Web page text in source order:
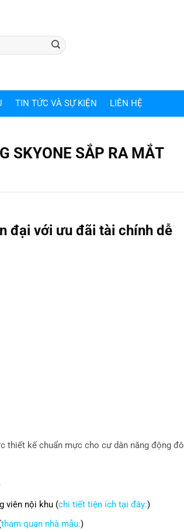
TIN TỨC VÀ SỰ KIỆN LIÊN HỆ
SKYONE SẮP RA MẮT
đại với ưu đãi tài chính dễ
thiết kế chuẩn mực cho cư dân năng động đô
viên nội khu (chi tiết tiện ích tại đây:)
tham quan nhà mẫu:)